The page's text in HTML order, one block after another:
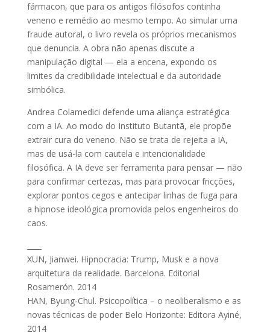
fármacon, que para os antigos filósofos continha
veneno e remédio ao mesmo tempo. Ao simular uma
fraude autoral, o livro revela os próprios mecanismos
que denuncia. A obra não apenas discute a
manipulação digital — ela a encena, expondo os
limites da credibilidade intelectual e da autoridade
simbólica.
Andrea Colamedici defende uma aliança estratégica
com a IA. Ao modo do Instituto Butantã, ele propõe
extrair cura do veneno. Não se trata de rejeita a IA,
mas de usá-la com cautela e intencionalidade
filosófica. A IA deve ser ferramenta para pensar — não
para confirmar certezas, mas para provocar fricções,
explorar pontos cegos e antecipar linhas de fuga para
a hipnose ideológica promovida pelos engenheiros do
caos.
XUN, Jianwei. Hipnocracia: Trump, Musk e a nova
arquitetura da realidade. Barcelona. Editorial
Rosamerón. 2014
HAN, Byung-Chul. Psicopolítica – o neoliberalismo e as
novas técnicas de poder Belo Horizonte: Editora Ayiné,
2014